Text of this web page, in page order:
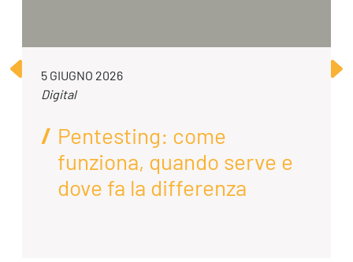
5 GIUGNO 2026
Digital
Pentesting: come
funziona, quando serve e
dove fa la differenza